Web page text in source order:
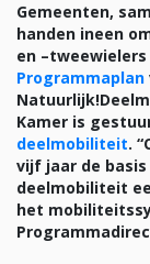
Gemeenten,
handen ineen
en
Programmaplan
Kamer is
deelmobiliteit.
vijf jaar de
deelmobiliteit
het